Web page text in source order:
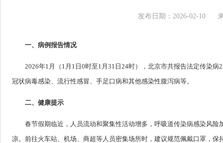
发布日期：2026-02-10
一、病例报告情况
2026年1月（1月1日0时至1月31日24时），北京市共报告法定传染
冠状病毒感染、流行性感冒、手足口病和其他感染性腹泻病等。
二、健康提示
春节假期临近，人员流动和聚集性活动增多，呼吸道传染病感染风
凉。前往火车站、机场、商超等人员密集场所时，建议规范佩戴口罩，